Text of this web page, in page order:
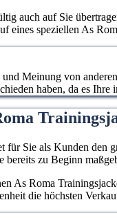
auch auf Sie
eines speziellen As
Meinung von
haben, da es
Sie als Kunden den
bereits zu Beginn
As Roma
die höchsten